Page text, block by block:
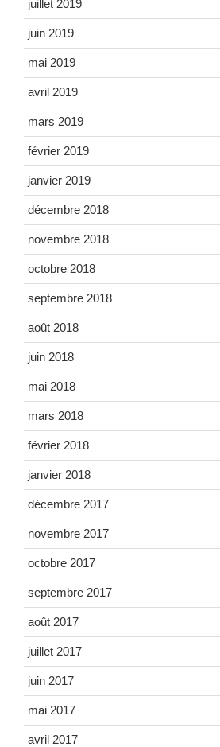
juillet 2019
juin 2019
mai 2019
avril 2019
mars 2019
février 2019
janvier 2019
décembre 2018
novembre 2018
octobre 2018
septembre 2018
août 2018
juin 2018
mai 2018
mars 2018
février 2018
janvier 2018
décembre 2017
novembre 2017
octobre 2017
septembre 2017
août 2017
juillet 2017
juin 2017
mai 2017
avril 2017